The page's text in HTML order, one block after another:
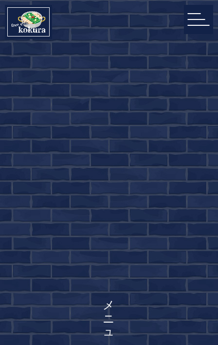
メニュー